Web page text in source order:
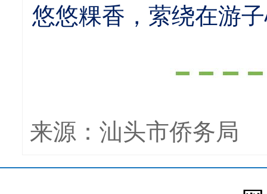
悠悠粿香，萦绕在游
来源： 汕头市侨务局